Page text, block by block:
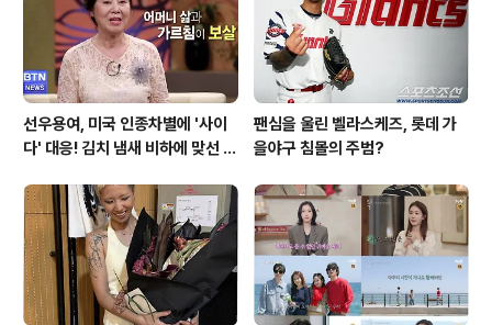
선우용여, 미국 인종차별에 '사이
다' 대응! 김치 냄새 비하에 맞선 통
팬심을 울린 벨라스케즈, 롯데 가
을야구 침몰의 주범?